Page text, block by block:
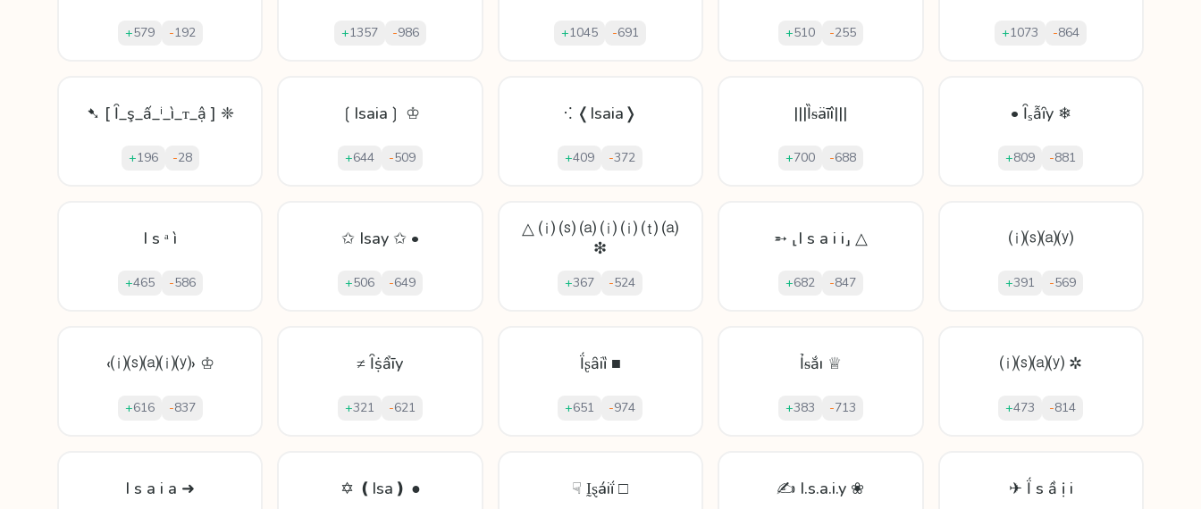
+579 -192 +1357 -986 +1045 -691 +510 -255 +1073 -864
➷ [ Ȋ_ş_ấ_ⁱ_ì_ᴛ_ậ ] ❈
+196 -28
❲Isaia❳ ♔
+644 -509
⁖ ❬Isaia❭
+409 -372
|||Ȉᵴäīî|||
+700 -688
• Ȋₛẫȋy ❄
+809 -881
I ѕ ᵃ ì
+465 -586
✩ Isay ✩ •
+506 -649
△ ⒤ ⒮ ⒜ ⒤ ⒤ ⒯ ⒜
❇
+367 -524
➵ ⸤I s a i i⸥ △
+682 -847
⒤⒮⒜⒴
+391 -569
‹⒤⒮⒜⒤⒴› ♔
+616 -837
≠ Ȋṩẩīу
+321 -621
Ḯʂȃіȉ ■
+651 -974
Ỉᵴắı ♕
+383 -713
⒤⒮⒜⒴ ✲
+473 -814
I s a i a ➜ ✡ ❪Isa❫ ● ☟ Ḭȿáiḯ □ ✍ I.s.a.i.y ❀ ✈ Ḯ ѕ ầ ị i